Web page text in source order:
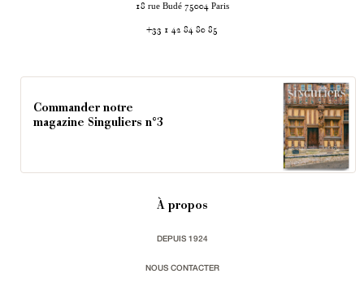
18 rue Budé 75004 Paris
+33 1 42 84 80 85
Commander notre
magazine Singuliers n°3
À propos
DEPUIS 1924
NOUS CONTACTER